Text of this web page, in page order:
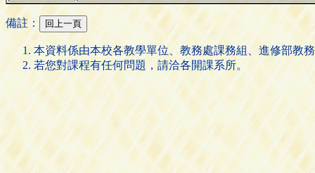
備註：
本資料係由本校各教學單位、教務處課務組、進修部教
若您對課程有任何問題，請洽各開課系所。